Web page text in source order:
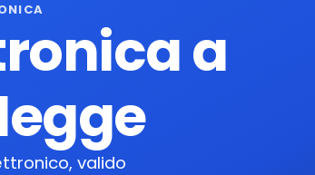
a
valido